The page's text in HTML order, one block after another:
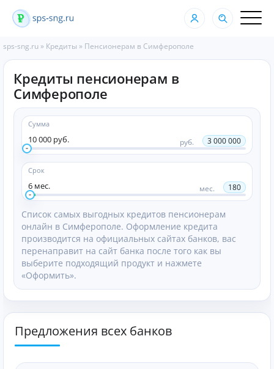
sps-sng.ru » Кредиты » Пенсионерам в Симферополе
Кредиты пенсионерам в
Симферополе
Сумма
10 000 руб. руб. 3 000 000
Срок
6 мес. мес. 180
Список самых выгодных кредитов пенсионерам
онлайн в Симферополе. Оформление кредита
производится на официальных сайтах банков, вас
перенаправит на сайт банка после того как вы
выберите подходящий продукт и нажмете
«Оформить».
Предложения всех банков